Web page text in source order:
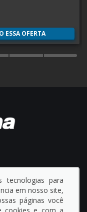
ESSA OFERTA
Politica de privacidade
tecnologias para
em nosso site,
páginas você